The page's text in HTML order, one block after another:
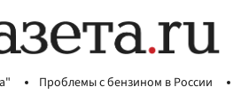
Проблемы с бензином в России